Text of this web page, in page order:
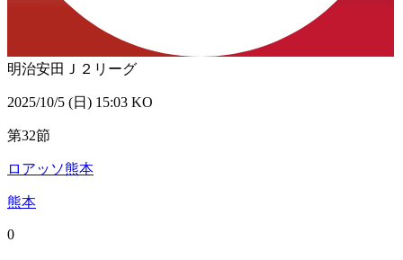
明治安田Ｊ２リーグ
2025/10/5 (日) 15:03 KO
第32節
ロアッソ熊本
熊本
0